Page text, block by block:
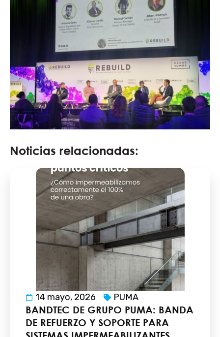
Noticias relacionadas:
14 mayo, 2026 PUMA
BANDTEC DE GRUPO PUMA: BANDA
DE REFUERZO Y SOPORTE PARA